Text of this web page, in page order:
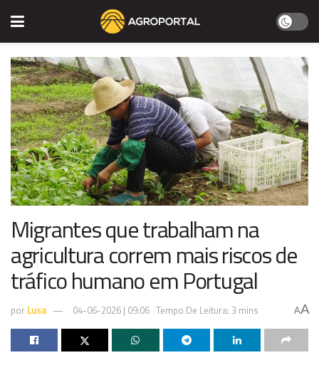
Migrantes que trabalham na
agricultura correm mais riscos de
tráfico humano em Portugal
por Lusa 04-06-2026 | 09:06 Tempo De Leitura: 3 mins AA